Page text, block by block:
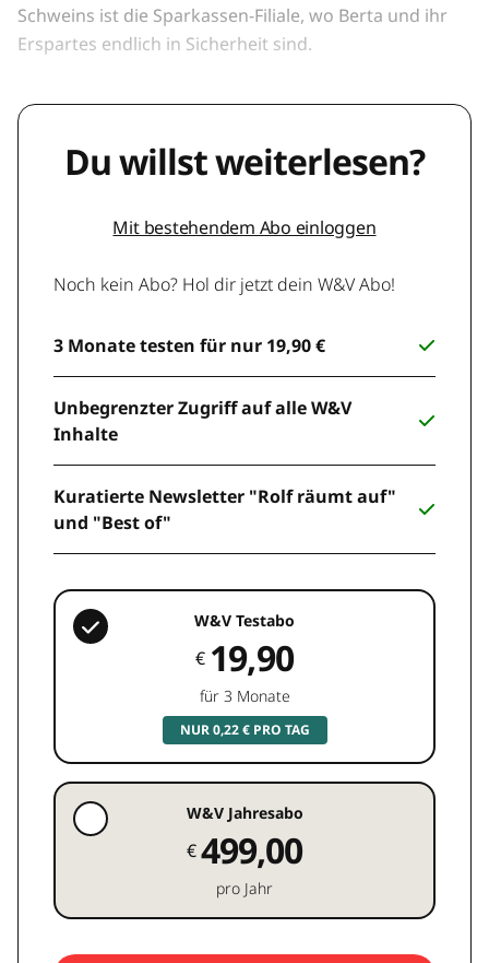
Schweins ist die Sparkassen-Filiale, wo Berta und ihr
Erspartes endlich in Sicherheit sind.
Du willst weiterlesen?
Mit bestehendem Abo einloggen
Noch kein Abo? Hol dir jetzt dein W&V Abo!
3 Monate testen für nur 19,90 €
Unbegrenzter Zugriff auf alle W&V
Inhalte
Kuratierte Newsletter "Rolf räumt auf"
und "Best of"
W&V Testabo
€ 19,90
für 3 Monate
NUR 0,22 € PRO TAG
W&V Jahresabo
€499,00
pro Jahr